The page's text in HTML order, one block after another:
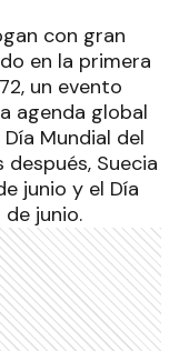
con gran
en la primera
un evento
agenda global
Mundial del
Suecia
junio y el Día
junio.